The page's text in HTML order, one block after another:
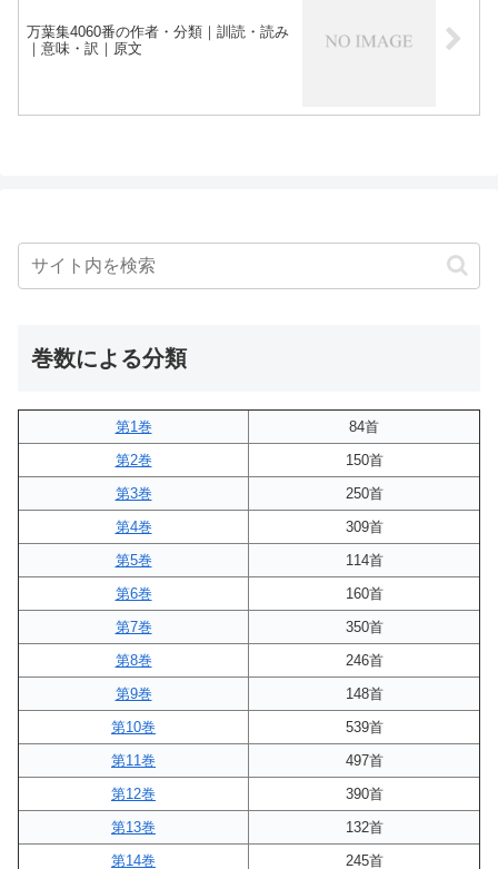
万葉集4060番の作者・分類｜訓読・読み
｜意味・訳｜原文
巻数による分類
第1巻
84首
第2巻
150首
第3巻
250首
第4巻
309首
第5巻
114首
第6巻
160首
第7巻
350首
第8巻
246首
第9巻
148首
第10巻
539首
第11巻
497首
第12巻
390首
第13巻
132首
第14巻
245首